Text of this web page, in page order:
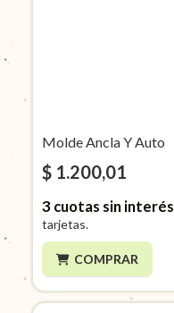
Molde Ancla Y Auto
$ 1.200,01
3cuotas sin interés
tarjetas.
COMPRAR